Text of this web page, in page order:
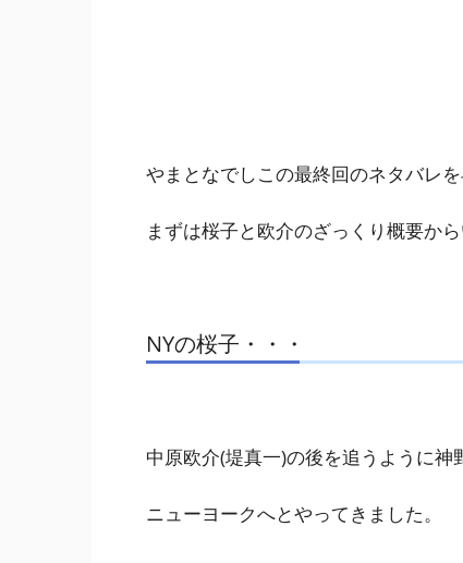
やまとなでしこの最終回のネタバレ
まずは桜子と欧介のざっくり概要から
NYの桜子・・・
中原欧介(堤真一)の後を追うように神
ニューヨークへとやってきました。